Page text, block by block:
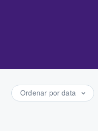
Ordenar por data